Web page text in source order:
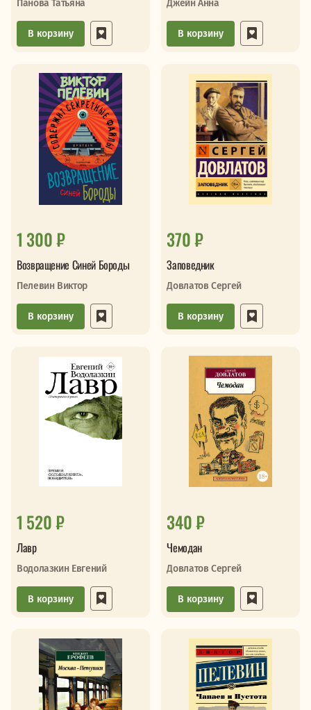
Панова Татьяна
В корзину
Джейн Анна
В корзину
1 300 ₽
Возвращение Синей Бороды
Пелевин Виктор
В корзину
370 ₽
Заповедник
Довлатов Сергей
В корзину
1 520 ₽
Лавр
Водолазкин Евгений
В корзину
340 ₽
Чемодан
Довлатов Сергей
В корзину